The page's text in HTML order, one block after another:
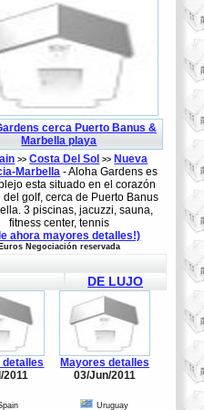
cerca Puerto Banus &
Marbella playa
>> Costa Del Sol >> Nueva
Marbella - Aloha Gardens es
esta situado en el corazón
del golf, cerca de Puerto Banus
3 piscinas, jacuzzi, sauna,
fitness center, tennis
ahora mayores detalles!)
Euros Negociación reservada
DE LUJO
detalles
2011
Mayores detalles
03/Jun/2011
Uruguay